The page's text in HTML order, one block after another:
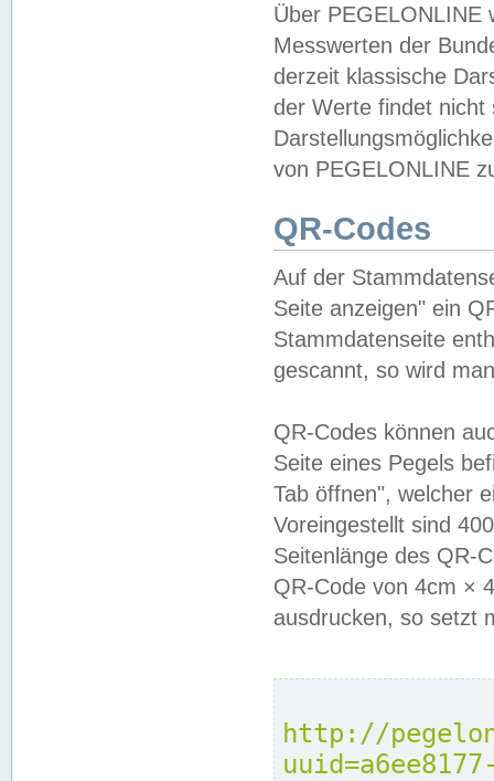
Über PEGELONLINE
Messwerten der
derzeit klassische
der Werte findet
von PEGELONLINE
QR-Codes
Auf der
Seite anzeigen" ein
Stammdatenseite
gescannt, so wird
QR-Codes können
Seite eines Pegels
Tab öffnen", welcher
Voreingestellt sind
Seitenlänge des QR-
QR-Code von 4cm ×
ausdrucken, so setzt
http://